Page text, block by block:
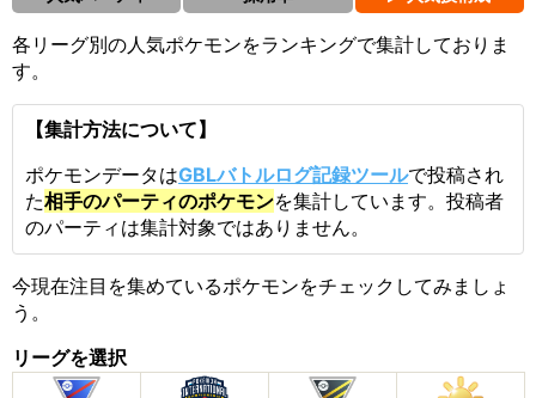
各リーグ別の人気ポケモンをランキングで集計しておりま
す。
【集計方法について】
ポケモンデータはGBLバトルログ記録ツールで投稿され
た相手のパーティのポケモンを集計しています。投稿者
のパーティは集計対象ではありません。
今現在注目を集めているポケモンをチェックしてみましょ
う。
リーグを選択